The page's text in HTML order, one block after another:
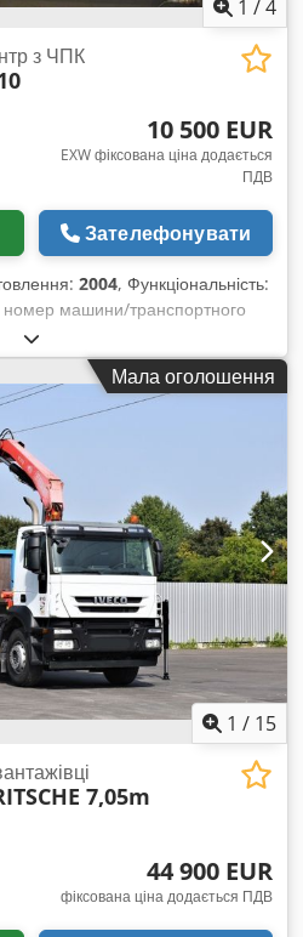
1 /4
з ЧПК
10 500 EUR
EXW фіксована ціна додається
ПДВ
Зателефонувати
2004, Функціональність:
номер машини/транспортного
точіння:
505 мм, діаметр точіння:
шпинделя:10 000 Вт,
6 000 об/хв
CTX 310 Heidenhain Turn+
але є незначна
Aqxok
Мала оголошення
1 / 15
7,05m
44 900 EUR
фіксована ціна додається ПДВ